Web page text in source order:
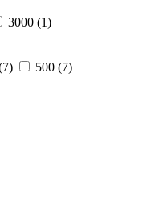
3000 (1)
7) 500 (7)